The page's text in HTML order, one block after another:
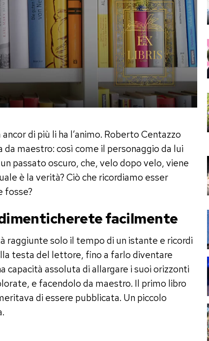
di più li ha l’animo. Roberto Centazzo
maestro: così come il personaggio da lui
passato oscuro, che, velo dopo velo, viene
è la verità? Ciò che ricordiamo esser
fosse?
facilmente
raggiunte solo il tempo di un istante e ricordi
testa del lettore, fino a farlo diventare
capacità assoluta di allargare i suoi orizzonti
e facendolo da maestro. Il primo libro
di essere pubblicata. Un piccolo